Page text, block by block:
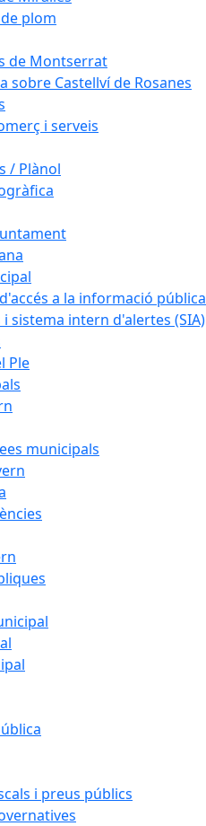
plom
de Montserrat
sobre Castellví de Rosanes
i serveis
/ Plànol
a la informació pública
i sistema intern d'alertes (SIA)
Ple
municipals
i preus públics